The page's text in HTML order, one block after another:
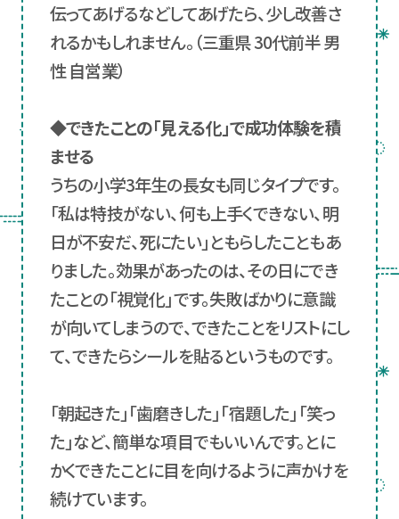
伝ってあげるなどしてあげたら、少し改善さ
れるかもしれません。（三重県 30代前半 男
性 自営業）
◆できたことの「見える化」で成功体験を積
ませる
うちの小学3年生の長女も同じタイプです。
「私は特技がない、何も上手くできない、明
日が不安だ、死にたい」ともらしたこともあ
りました。効果があったのは、その日にでき
たことの「視覚化」です。失敗ばかりに意識
が向いてしまうので、できたことをリストにし
て、できたらシールを貼るというものです。
「朝起きた」「歯磨きした」「宿題した」「笑っ
た」など、簡単な項目でもいいんです。とに
かくできたことに目を向けるように声かけを
続けています。